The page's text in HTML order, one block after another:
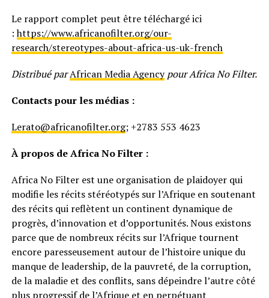
Le rapport complet peut être téléchargé ici
:https://www.africanofilter.org/our-
research/stereotypes-about-africa-us-uk-french
Distribué parAfrican Media Agencypour Africa No Filter.
Contacts pour les médias :
Lerato@africanofilter.org; +2783 553 4623
À propos de Africa No Filter :
Africa No Filter est une organisation de plaidoyer qui
modifie les récits stéréotypés sur l’Afrique en soutenant
des récits qui reflètent un continent dynamique de
progrès, d’innovation et d’opportunités. Nous existons
parce que de nombreux récits sur l’Afrique tournent
encore paresseusement autour de l’histoire unique du
manque de leadership, de la pauvreté, de la corruption,
de la maladie et des conflits, sans dépeindre l’autre côté
plus progressif de l’Afrique et en perpétuant